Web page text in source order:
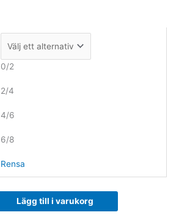
0/2
2/4
4/6
6/8
Rensa
Lägg till i varukorg